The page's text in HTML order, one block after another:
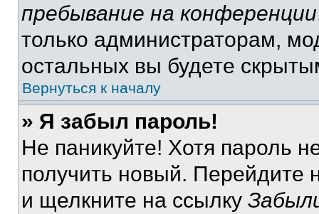
пребывание на конференции
только администраторам,
остальных вы будете
Вернуться к началу
» Я забыл пароль!
Не паникуйте! Хотя пароль
получить новый. Перейдите
и щелкните на ссылку